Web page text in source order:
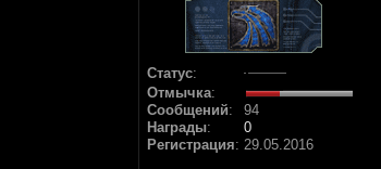
Статус:
Отмычка:
Сообщений:
94
Награды:
0
Регистрация: 29.05.2016